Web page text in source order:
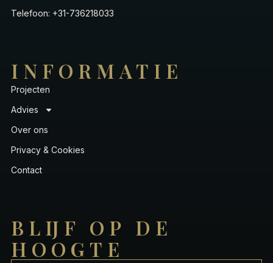
Telefoon: +31-736218033
INFORMATIE
Projecten
Advies
Over ons
Privacy & Cookies
Contact
BLIJF OP DE
HOOGTE